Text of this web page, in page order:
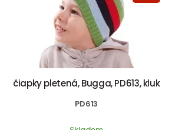
čiapky pletená, Bugga, PD613, kluk
PD613